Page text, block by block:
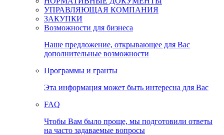
УПРАВЛЯЮЩАЯ КОМПАНИЯ
ЗАКУПКИ
Возможности для бизнеса
Наше предложение, открывающее для Вас
дополнительные возможности
Программы и гранты
Эта информация может быть интересна для Вас
FAQ
Чтобы Вам было проще, мы подготовили ответы
на часто задаваемые вопросы